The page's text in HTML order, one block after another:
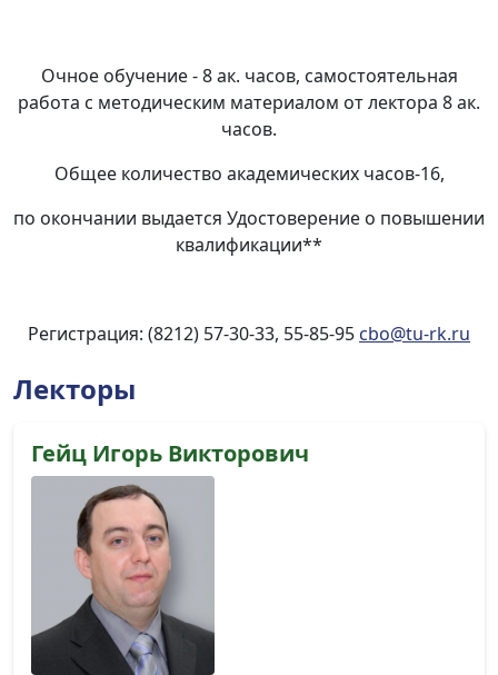
Очное обучение - 8 ак. часов, самостоятельная
работа с методическим материалом от лектора 8 ак.
часов.
Общее количество академических часов-16,
по окончании выдается Удостоверение о повышении
квалификации**
Регистрация: (8212) 57-30-33, 55-85-95 cbo@tu-rk.ru
Лекторы
Гейц Игорь Викторович